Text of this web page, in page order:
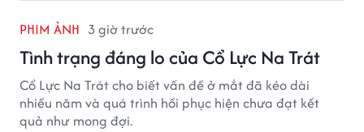
PHIM ẢNH 3 giờ trước
Tình trạng đáng lo của Cổ Lực Na Trát
Cổ Lực Na Trát cho biết vấn đề ở mắt đã kéo dài
nhiều năm và quá trình hồi phục hiện chưa đạt kết
quả như mong đợi.